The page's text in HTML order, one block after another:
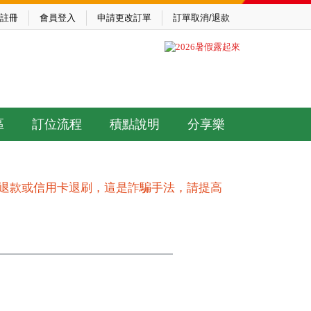
冊 會員登入 申請更改訂單 訂單取消/退款
訂位流程 積點說明 分享樂
款或信用卡退刷，這是詐騙手法，請提高